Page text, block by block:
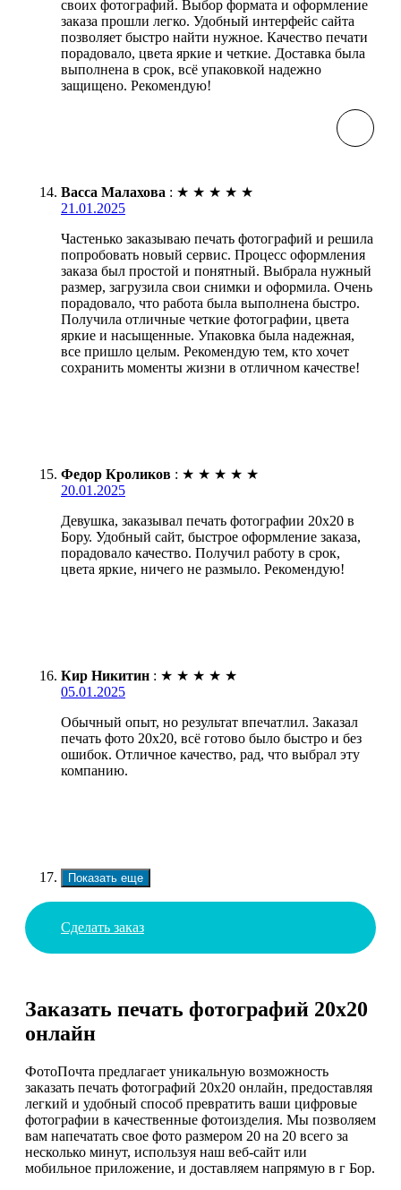
своих фотографий. Выбор формата и оформление
заказа прошли легко. Удобный интерфейс сайта
позволяет быстро найти нужное. Качество печати
порадовало, цвета яркие и четкие. Доставка была
выполнена в срок, всё упаковкой надежно
защищено. Рекомендую!
Васса Малахова : ★ ★ ★ ★ ★
21.01.2025
Частенько заказываю печать фотографий и решила
попробовать новый сервис. Процесс оформления
заказа был простой и понятный. Выбрала нужный
размер, загрузила свои снимки и оформила. Очень
порадовало, что работа была выполнена быстро.
Получила отличные четкие фотографии, цвета
яркие и насыщенные. Упаковка была надежная,
все пришло целым. Рекомендую тем, кто хочет
сохранить моменты жизни в отличном качестве!
Федор Кроликов : ★ ★ ★ ★ ★
20.01.2025
Девушка, заказывал печать фотографии 20х20 в
Бору. Удобный сайт, быстрое оформление заказа,
порадовало качество. Получил работу в срок,
цвета яркие, ничего не размыло. Рекомендую!
Кир Никитин : ★ ★ ★ ★ ★
05.01.2025
Обычный опыт, но результат впечатлил. Заказал
печать фото 20х20, всё готово было быстро и без
ошибок. Отличное качество, рад, что выбрал эту
компанию.
Показать еще
Сделать заказ
Заказать печать фотографий 20х20
онлайн
ФотоПочта предлагает уникальную возможность
заказать печать фотографий 20х20 онлайн, предоставляя
легкий и удобный способ превратить ваши цифровые
фотографии в качественные фотоизделия. Мы позволяем
вам напечатать свое фото размером 20 на 20 всего за
несколько минут, используя наш веб-сайт или
мобильное приложение, и доставляем напрямую в г Бор.